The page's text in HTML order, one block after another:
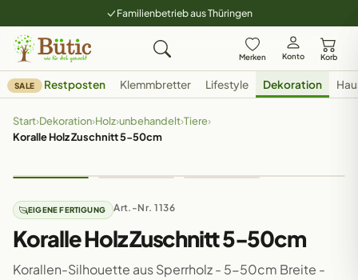
Familienbetrieb aus Thüringen
Merken Konto Korb
SALE Restposten Klemmbretter Lifestyle Dekoration
Start›Dekoration›Holz›unbehandelt›Tiere›
Koralle Holz Zuschnitt 5-50cm
EIGENE FERTIGUNG Art.-Nr. 1136
Koralle Holz Zuschnitt 5-50cm
Korallen-Silhouette aus Sperrholz - 5-50cm Breite -